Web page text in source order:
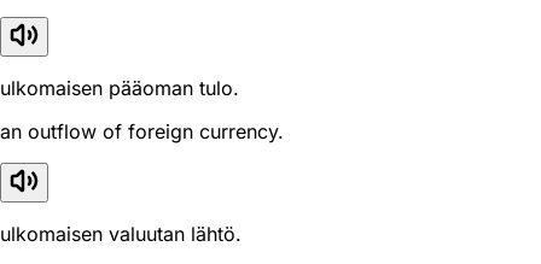
ulkomaisen pääoman tulo.
an outflow of foreign currency.
ulkomaisen valuutan lähtö.